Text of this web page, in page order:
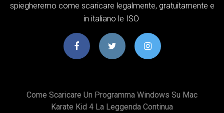
spiegheremo come scaricare legalmente, gratuitamente e
in italiano le ISO
Come Scaricare Un Programma Windows Su Mac
Karate Kid 4 La Leggenda Continua